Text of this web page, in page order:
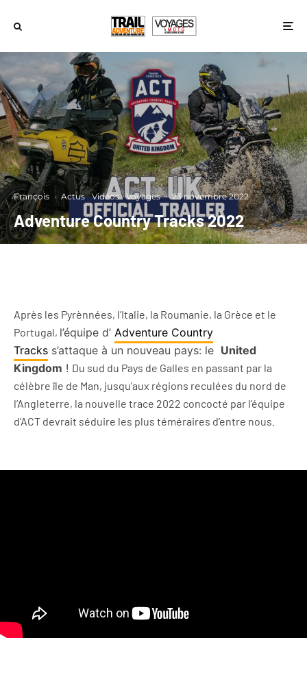
François · Actus Vidéos Voyages · 23 novembre 2022
Adventure Country Tracks 2022
Après les Pyrènnées, l’Italie, la Roumanie, la Grèce et le
Portugal, l’équipe d’ Adventure Country
Tracks s’attaque à un nouveau pays: le United
Kingdom ! Du sud du Pays de Galles en passant par la
célèbre île de Man, jusqu’aux régions reculées du nord de
l’Angleterre, la nouvelle trace 2022 concocté par l’équipe
d’ACT devrait séduire les plus téméraires d’entre nous.